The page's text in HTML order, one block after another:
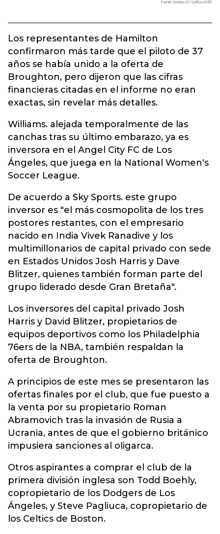
Los representantes de Hamilton
confirmaron más tarde que el piloto de 37
años se había unido a la oferta de
Broughton, pero dijeron que las cifras
financieras citadas en el informe no eran
exactas, sin revelar más detalles.
Williams. alejada temporalmente de las
canchas tras su último embarazo, ya es
inversora en el Angel City FC de Los
Ángeles, que juega en la National Women's
Soccer League.
De acuerdo a Sky Sports. este grupo
inversor es "el más cosmopolita de los tres
postores restantes, con el empresario
nacido en India Vivek Ranadive y los
multimillonarios de capital privado con sede
en Estados Unidos Josh Harris y Dave
Blitzer, quienes también forman parte del
grupo liderado desde Gran Bretaña".
Los inversores del capital privado Josh
Harris y David Blitzer, propietarios de
equipos deportivos como los Philadelphia
76ers de la NBA, también respaldan la
oferta de Broughton.
A principios de este mes se presentaron las
ofertas finales por el club, que fue puesto a
la venta por su propietario Roman
Abramovich tras la invasión de Rusia a
Ucrania, antes de que el gobierno británico
impusiera sanciones al oligarca.
Otros aspirantes a comprar el club de la
primera división inglesa son Todd Boehly,
copropietario de los Dodgers de Los
Ángeles, y Steve Pagliuca, copropietario de
los Celtics de Boston.